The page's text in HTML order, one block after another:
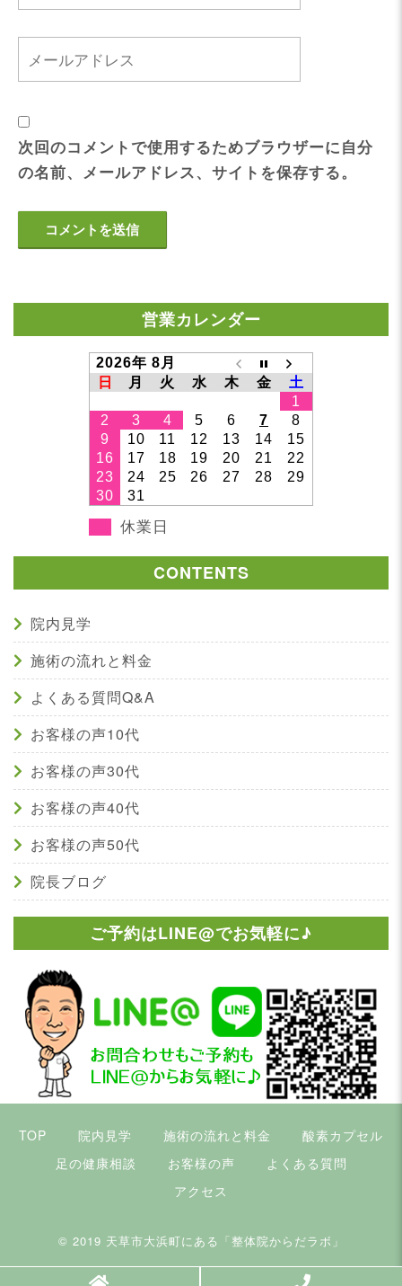
次回のコメントで使用するためブラウザーに自分
の名前、メールアドレス、サイトを保存する。
営業カレンダー
2026年 8月
日
月 火 水 木 金
土
1
2
3 4 5 6 7
8
9
10 11 12 13 14
15
16
17 18 19 20 21
22
23
24 25 26 27 28
29
30
31
休業日
CONTENTS
院内見学
施術の流れと料金
よくある質問Q&A
お客様の声10代
お客様の声30代
お客様の声40代
お客様の声50代
院長ブログ
ご予約はLINE@でお気軽に♪
TOP 院内見学 施術の流れと料金
酸素カプセル
足の健康相談
お客様の声
よくある質問
アクセス
© 2019 天草市大浜町にある「整体院からだラボ」